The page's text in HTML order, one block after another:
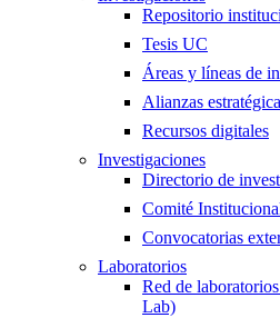
Repositorio
Tesis UC
Áreas y líneas de
Alianzas
Recursos digitales
Investigaciones
Directorio de
Comité
Convocatorias
Laboratorios
Red de
Lab)